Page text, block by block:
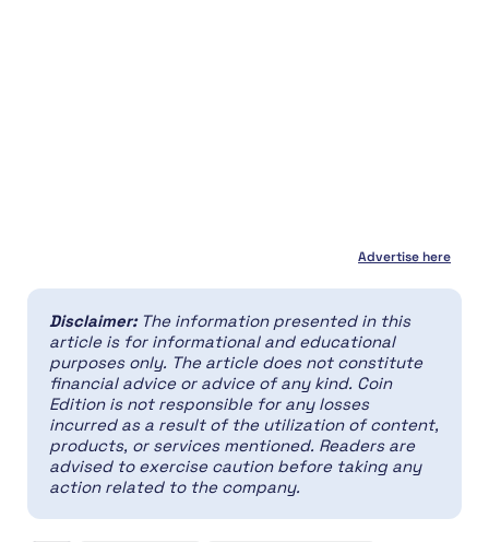
Advertise here
Disclaimer: The information presented in this
article is for informational and educational
purposes only. The article does not constitute
financial advice or advice of any kind. Coin
Edition is not responsible for any losses
incurred as a result of the utilization of content,
products, or services mentioned. Readers are
advised to exercise caution before taking any
action related to the company.